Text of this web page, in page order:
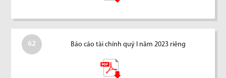
62 Báo cáo tài chính quý I năm 2023 riêng